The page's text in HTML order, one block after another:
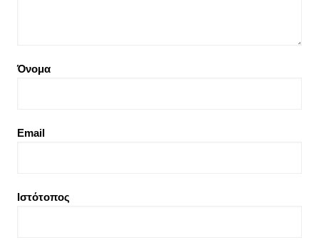
Όνομα
Email
Ιστότοπος